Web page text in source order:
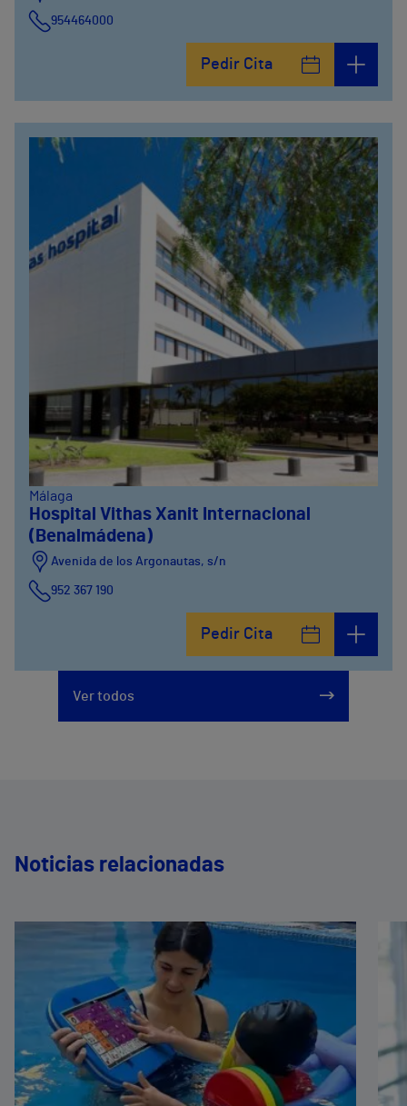
954464000
Pedir Cita
Málaga
Hospital Vithas Xanit Internacional
(Benalmádena)
Avenida de los Argonautas, s/n
952 367 190
Pedir Cita
Ver todos
Noticias relacionadas